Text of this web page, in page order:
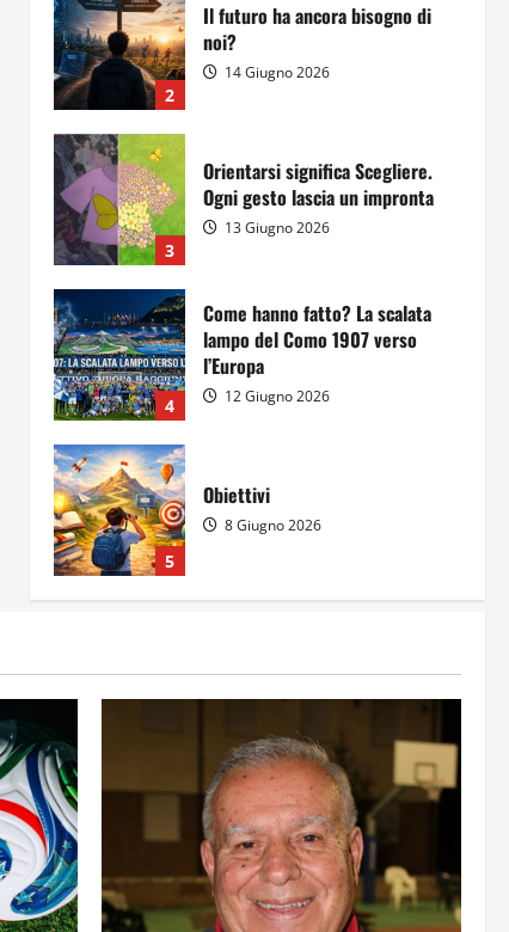
2
Il futuro ha ancora bisogno di
noi?
14 Giugno 2026
3
Orientarsi significa Scegliere.
Ogni gesto lascia un impronta
13 Giugno 2026
4
Come hanno fatto? La scalata
lampo del Como 1907 verso
l’Europa
12 Giugno 2026
5
Obiettivi
8 Giugno 2026
dell’Innovazione Scolastica
Il futuro ha ancora bisogno di
noi?
14 Giugno 2026